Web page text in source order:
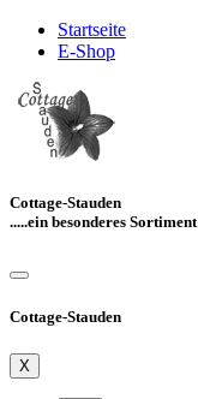
Startseite
E-Shop
Cottage-Stauden
.....ein besonderes Sortiment
Cottage-Stauden
X